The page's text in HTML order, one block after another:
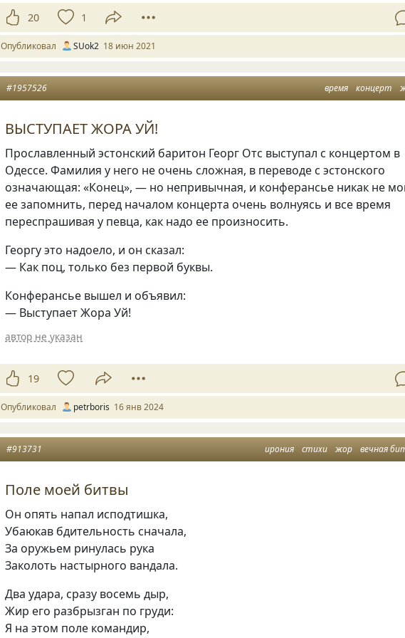
20 1
Опубликовал SUok2 18 июн 2021
время концерт
#1957526
ВЫСТУПАЕТ ЖОРА УЙ!
Прославленный эстонский баритон Георг Отс выступал с концертом в
Одессе. Фамилия у него не очень сложная, в переводе с эстонского
означающая: «Конец», — но непривычная, и конферансье никак не
ее запомнить, перед началом концерта очень волнуясь и все время
переспрашивая у певца, как надо ее произносить.
Георгу это надоело, и он сказал:
— Как поц, только без первой буквы.
Конферансье вышел и объявил:
— Выступает Жора Уй!
автор не указан
19
Опубликовал petrboris 16 янв 2024
ирония стихи жор вечная
#913731
Поле моей битвы
Он опять напал исподтишка,
Убаюкав бдительность сначала,
За оружьем ринулась рука
Заколоть настырного вандала.
Два удара, сразу восемь дыр,
Жир его разбрызган по груди:
Я на этом поле командир,